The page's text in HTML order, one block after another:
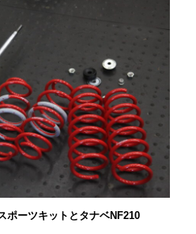
ポーツキットとタナベNF210